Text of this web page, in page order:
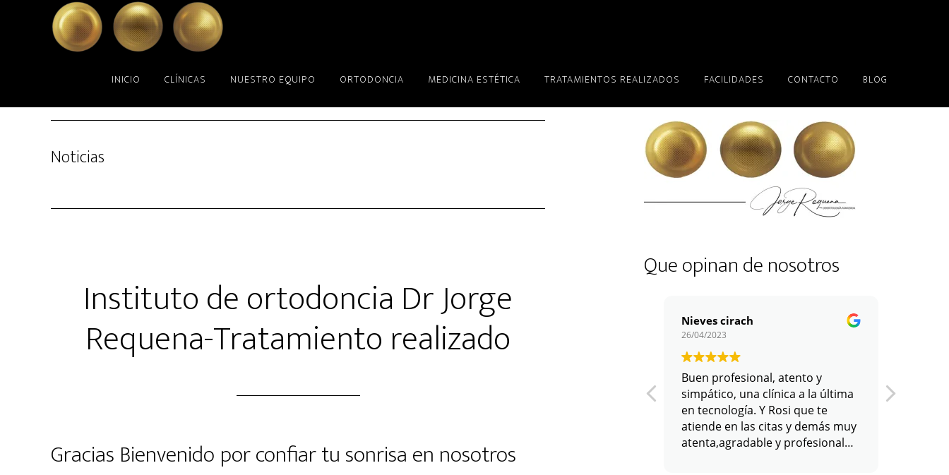
INICIO CLÍNICAS NUESTRO EQUIPO ORTODONCIA MEDICINA ESTÉTICA TRATAMIENTOS REALIZADOS FACILIDADES CONTACTO BLOG
Noticias
Instituto de ortodoncia Dr Jorge
Requena-Tratamiento realizado
Gracias Bienvenido por confiar tu sonrisa en nosotros
Que opinan de nosotros
Nieves cirach
26/04/2023
Buen profesional, atento y
simpático, una clínica a la última
en tecnología. Y Rosi que te
atiende en las citas y demás muy
atenta,agradable y profesional